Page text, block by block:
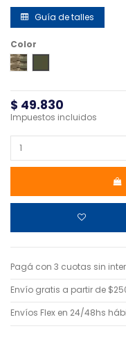
Guía de talles
Color
Multicam
$ 49.830
Impuestos incluidos
Pagá con 3 cuotas sin
Envío gratis a partir de
Envíos Flex en 24/48hs